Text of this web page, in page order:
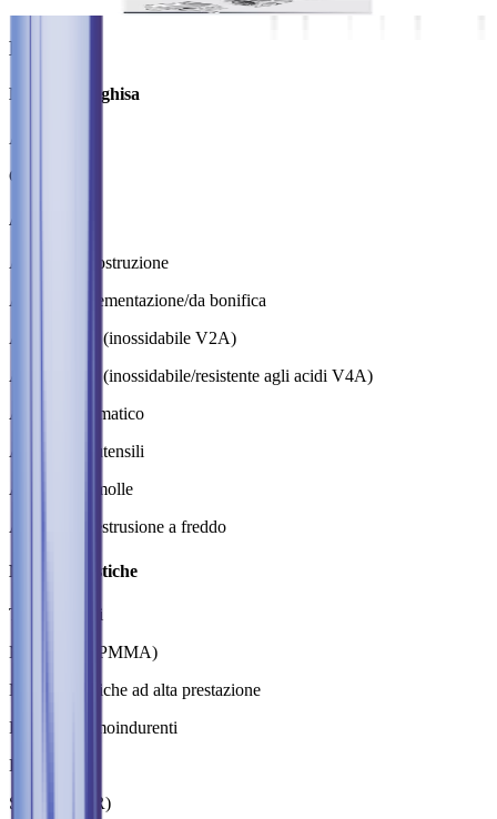
Materiali
Materiali di ghisa
Acciaio fuso
Ghisa
Acciaio
Acciaio da costruzione
Acciaio da cementazione/da bonifica
Acciaio inox (inossidabile V2A)
Acciaio inox (inossidabile/resistente agli acidi V4A)
Acciaio automatico
Acciaio per utensili
Acciaio per molle
Acciaio per estrusione a freddo
Materie plastiche
Termoplastici
Metacrilato (PMMA)
Materia plastiche ad alta prestazione
Plastiche termoindurenti
Elastomeri
Siliconi (LSR)